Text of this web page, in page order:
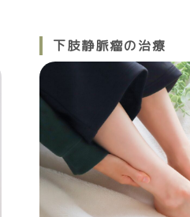
下肢静脈瘤の治療